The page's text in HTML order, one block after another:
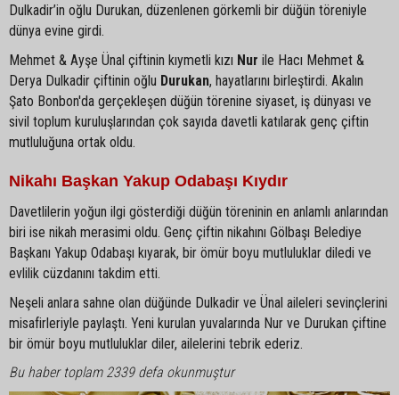
Dulkadir’in oğlu Durukan, düzenlenen görkemli bir düğün töreniyle
dünya evine girdi.
Mehmet & Ayşe Ünal çiftinin kıymetli kızı Nur ile Hacı Mehmet &
Derya Dulkadir çiftinin oğlu Durukan, hayatlarını birleştirdi. Akalın
Şato Bonbon'da gerçekleşen düğün törenine siyaset, iş dünyası ve
sivil toplum kuruluşlarından çok sayıda davetli katılarak genç çiftin
mutluluğuna ortak oldu.
Nikahı Başkan Yakup Odabaşı Kıydır
Davetlilerin yoğun ilgi gösterdiği düğün töreninin en anlamlı anlarından
biri ise nikah merasimi oldu. Genç çiftin nikahını Gölbaşı Belediye
Başkanı Yakup Odabaşı kıyarak, bir ömür boyu mutluluklar diledi ve
evlilik cüzdanını takdim etti.
Neşeli anlara sahne olan düğünde Dulkadir ve Ünal aileleri sevinçlerini
misafirleriyle paylaştı. Yeni kurulan yuvalarında Nur ve Durukan çiftine
bir ömür boyu mutluluklar diler, ailelerini tebrik ederiz.
Bu haber toplam 2339 defa okunmuştur